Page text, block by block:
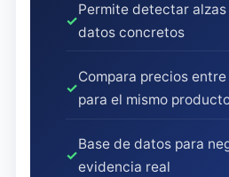
✓
Permite detectar
datos concretos
✓
Compara precios
para el mismo
✓
Base de datos para
evidencia real